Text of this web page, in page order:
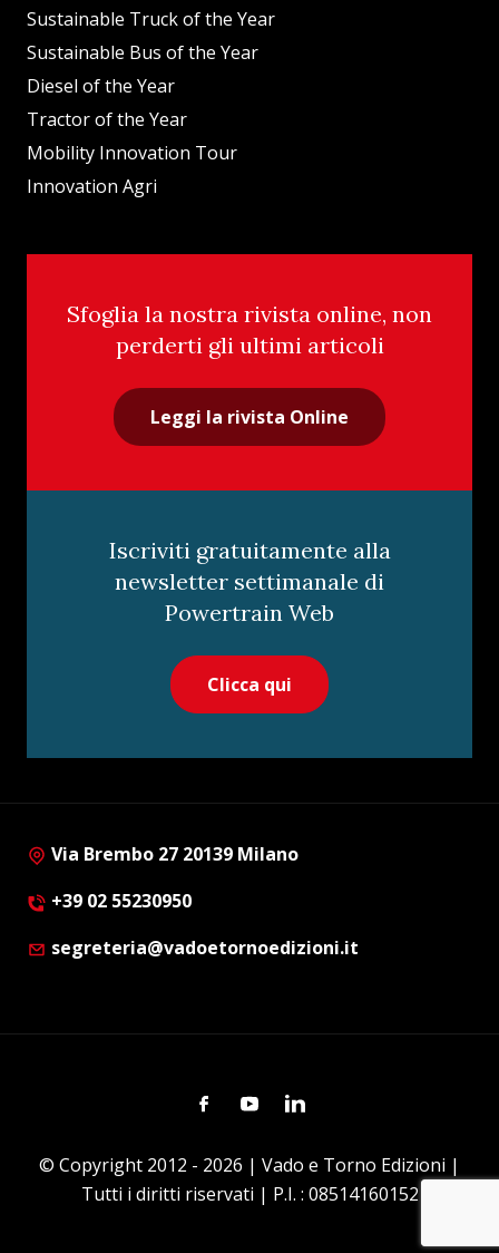
Sustainable Truck of the Year
Sustainable Bus of the Year
Diesel of the Year
Tractor of the Year
Mobility Innovation Tour
Innovation Agri
Sfoglia la nostra rivista online, non
perderti gli ultimi articoli
Leggi la rivista Online
Iscriviti gratuitamente alla
newsletter settimanale di
Powertrain Web
Clicca qui
Via Brembo 27 20139 Milano
+39 02 55230950
segreteria@vadoetornoedizioni.it
FacebookYoutubeLinkedin
© Copyright 2012 - 2026 | Vado e Torno Edizioni |
Tutti i diritti riservati | P.I. : 08514160152